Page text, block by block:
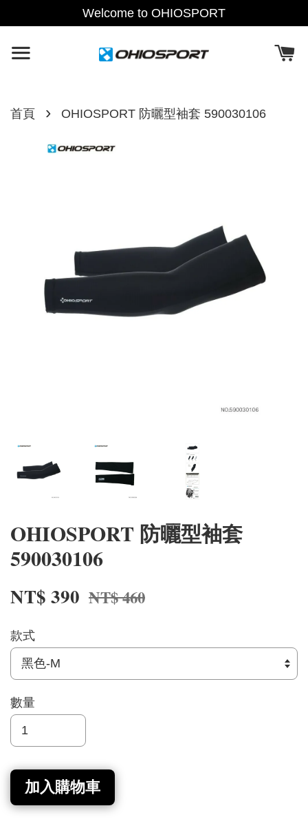
Welcome to OHIOSPORT
首頁 › OHIOSPORT 防曬型袖套 590030106
OHIOSPORT 防曬型袖套
590030106
NT$ 390 NT$ 460
款式
數量
加入購物車